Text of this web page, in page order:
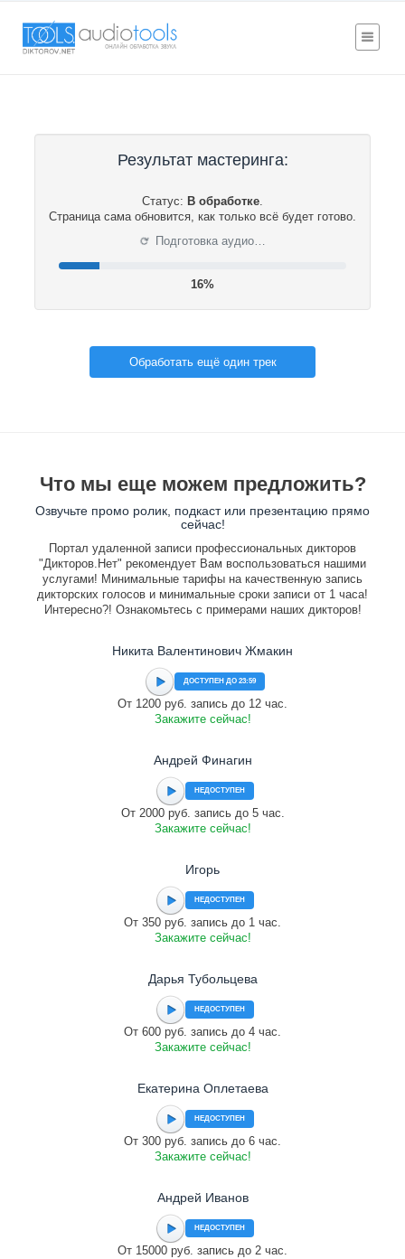
Результат мастеринга:
Статус: В обработке.
Страница сама обновится, как только всё будет готово.
⟳ Подготовка аудио…
16%
Обработать ещё один трек
Что мы еще можем предложить?
Озвучьте промо ролик, подкаст или презентацию прямо
сейчас!
Портал удаленной записи профессиональных дикторов
"Дикторов.Нет" рекомендует Вам воспользоваться нашими
услугами! Минимальные тарифы на качественную запись
дикторских голосов и минимальные сроки записи от 1 часа!
Интересно?! Ознакомьтесь с примерами наших дикторов!
Никита Валентинович Жмакин
ДОСТУПЕН ДО 23:59
От 1200 руб. запись до 12 час.
Закажите сейчас!
Андрей Финагин
НЕДОСТУПЕН
От 2000 руб. запись до 5 час.
Закажите сейчас!
Игорь
НЕДОСТУПЕН
От 350 руб. запись до 1 час.
Закажите сейчас!
Дарья Тубольцева
НЕДОСТУПЕН
От 600 руб. запись до 4 час.
Закажите сейчас!
Екатерина Оплетаева
НЕДОСТУПЕН
От 300 руб. запись до 6 час.
Закажите сейчас!
Андрей Иванов
НЕДОСТУПЕН
От 15000 руб. запись до 2 час.